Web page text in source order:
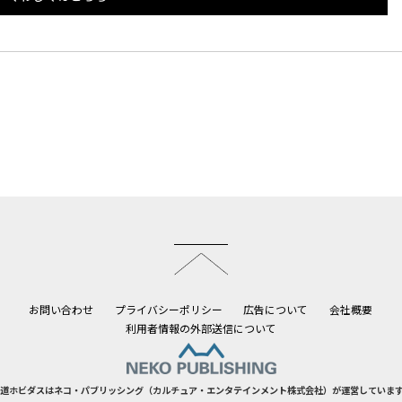
お問い合わせ プライバシーポリシー 広告について
会社概要
利用者情報の外部送信について
ホビダスはネコ・パブリッシング（カルチュア・エンタテインメント株式会社）が運営していま